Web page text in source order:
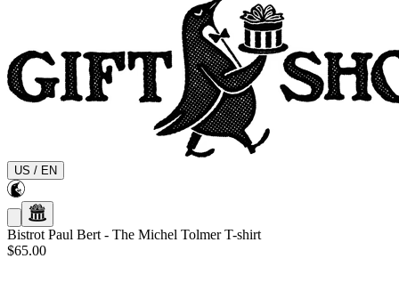
US / EN
Bistrot Paul Bert - The Michel Tolmer T-shirt
$65.00